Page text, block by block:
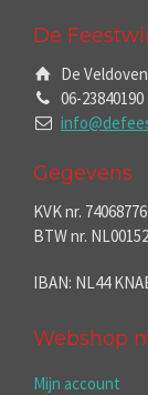
De
De
06-23840190
Gegevens
KVK nr. 74068776
BTW nr.
IBAN: NL44
Webshop
Mijn account